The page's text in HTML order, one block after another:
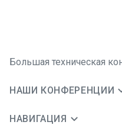
Большая техническая
НАШИ КОНФЕРЕНЦИИ
НАВИГАЦИЯ